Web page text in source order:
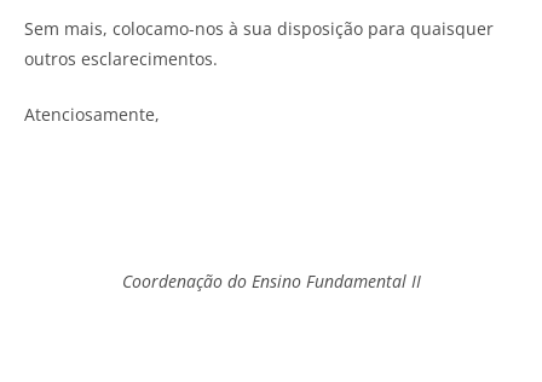
Sem mais, colocamo-nos à sua disposição para quaisquer
outros esclarecimentos.
Atenciosamente,
Coordenação do Ensino Fundamental II